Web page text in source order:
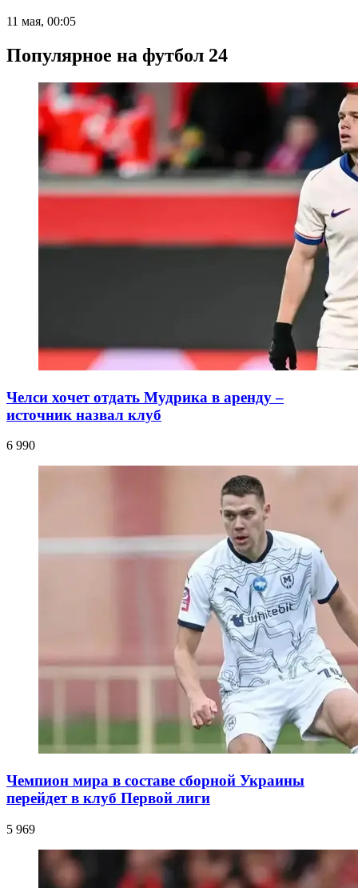
11 мая, 00:05
Популярное на футбол 24
Челси хочет отдать Мудрика в аренду –
источник назвал клуб
6 990
Чемпион мира в составе сборной Украины
перейдет в клуб Первой лиги
5 969